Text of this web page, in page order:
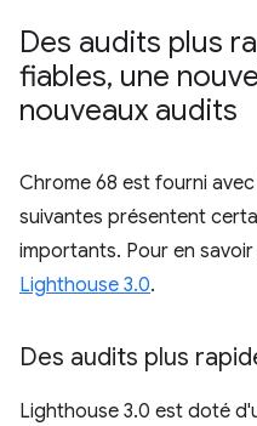
Des audits plus
fiables, une
nouveaux audits
Chrome 68 est fourni
suivantes présentent
importants. Pour en
Lighthouse 3.0.
Des audits plus
Lighthouse 3.0 est doté